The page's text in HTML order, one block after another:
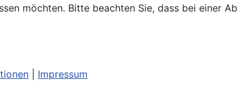
möchten. Bitte beachten Sie, dass bei einer
Impressum